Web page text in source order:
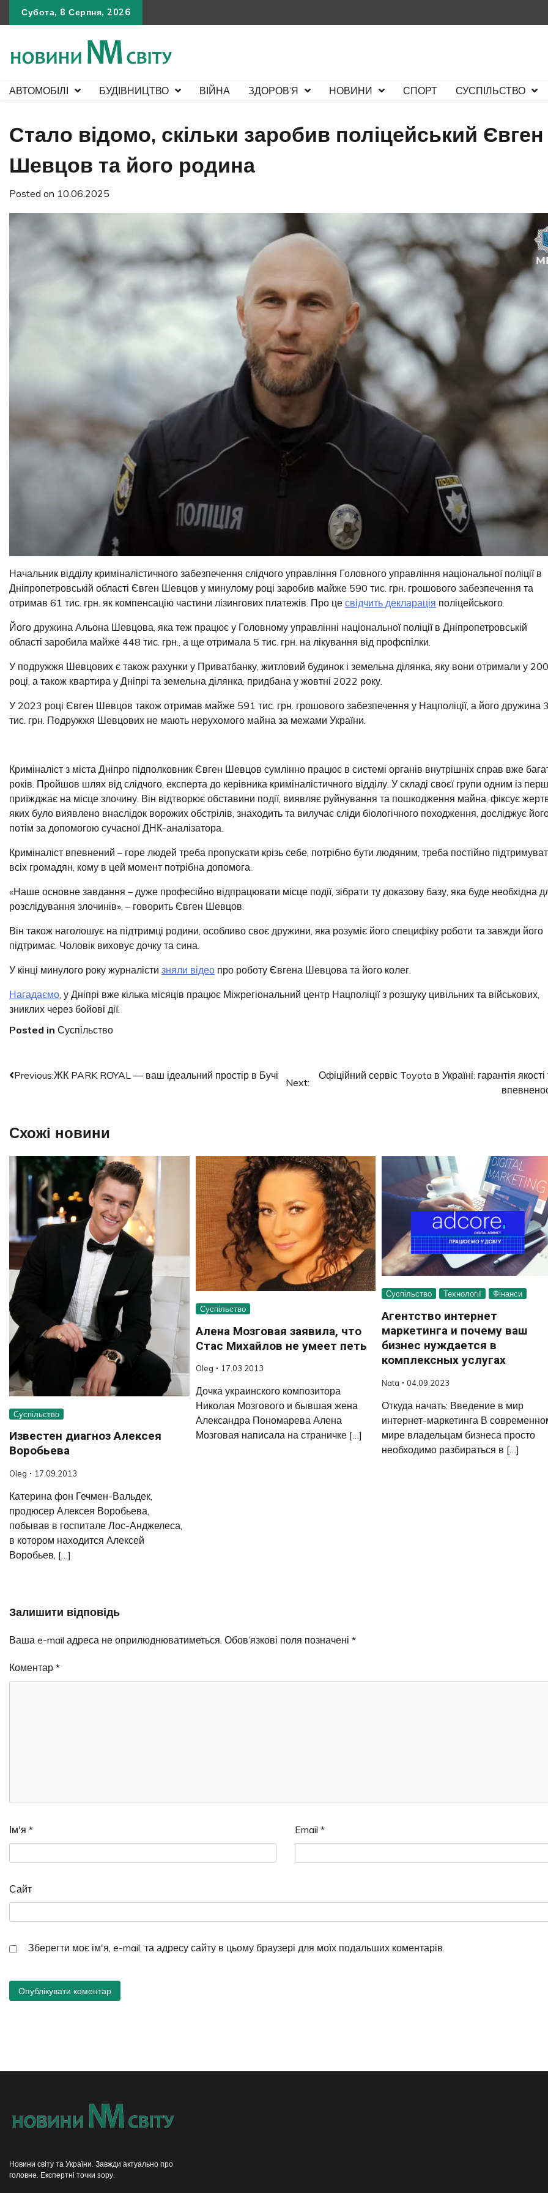
Субота, 8 Серпня, 2026
АВТОМОБІЛІ БУДІВНИЦТВО ВІЙНА ЗДОРОВ’Я НОВИНИ СПОРТ СУСПІЛЬСТВО
Стало відомо, скільки заробив поліцейський Євген
Шевцов та його родина
Posted on 10.06.2025
Начальник відділу криміналістичного забезпечення слідчого управління Головного управління національної поліції в
Дніпропетровській області Євген Шевцов у минулому році заробив майже 590 тис. грн. грошового забезпечення та
отримав 61 тис. грн. як компенсацію частини лізингових платежів. Про це свідчить декларація поліцейського.
Його дружина Альона Шевцова, яка теж працює у Головному управлінні національної поліції в Дніпропетровській
області заробила майже 448 тис. грн., а ще отримала 5 тис. грн. на лікування від профспілки.
У подружжя Шевцових є також рахунки у Приватбанку, житловий будинок і земельна ділянка, яку вони отримали у
році, а також квартира у Дніпрі та земельна ділянка, придбана у жовтні 2022 року.
У 2023 році Євген Шевцов також отримав майже 591 тис. грн. грошового забезпечення у Нацполіції, а його дружина
тис. грн. Подружжя Шевцових не мають нерухомого майна за межами України.
Криміналіст з міста Дніпро підполковник Євген Шевцов сумлінно працює в системі органів внутрішніх справ вже
років. Пройшов шлях від слідчого, експерта до керівника криміналістичного відділу. У складі своєї групи одним із
приїжджає на місце злочину. Він відтворює обставини події, виявляє руйнування та пошкодження майна, фіксує
яких було виявлено внаслідок ворожих обстрілів, знаходить та вилучає сліди біологічного походження, досліджує
потім за допомогою сучасної ДНК-аналізатора.
Криміналіст впевнений – горе людей треба пропускати крізь себе, потрібно бути людяним, треба постійно
всіх громадян, кому в цей момент потрібна допомога.
«Наше основне завдання – дуже професійно відпрацювати місце події, зібрати ту доказову базу, яка буде необхідна
розслідування злочинів», – говорить Євген Шевцов.
Він також наголошує на підтримці родини, особливо своє дружини, яка розуміє його специфіку роботи та завжди його
підтримає. Чоловік виховує дочку та сина.
У кінці минулого року журналісти зняли відео про роботу Євгена Шевцова та його колег.
Нагадаємо , у Дніпрі вже кілька місяців працює Міжрегіональний центр Нацполіції з розшуку цивільних та військових,
зниклих через бойові дії.
Posted in Суспільство
Навігація
Previous:ЖК PARK ROYAL — ваш ідеальний простір в Бучі
Next:
Офіційний сервіс Toyota в Україні: гарантія якості
Схожі новини
Суспільство
Известен диагноз Алексея
Воробьева
Oleg 17.09.2013
Катерина фон Гечмен-Вальдек,
продюсер Алексея Воробьева,
побывав в госпитале Лос-Анджелеса,
в котором находится Алексей
Воробьев, […]
Суспільство
Алена Мозговая заявила, что
Стас Михайлов не умеет петь
Oleg 17.03.2013
Дочка украинского композитора
Николая Мозгового и бывшая жена
Александра Пономарева Алена
Мозговая написала на страничке […]
Суспільство Технології Фінанси
Агентство интернет
маркетинга и почему ваш
бизнес нуждается в
комплексных услугах
Nata 04.09.2023
Откуда начать: Введение в мир
интернет-маркетинга В
мире владельцам бизнеса просто
необходимо разбираться в […]
Залишити відповідь
Ваша e-mail адреса не оприлюднюватиметься. Обов’язкові поля позначені *
Коментар *
Ім'я * Email *
Сайт
Зберегти моє ім'я, e-mail, та адресу сайту в цьому браузері для моїх подальших коментарів.
Новини світу та України. Завжди актуально про
головне. Експертні точки зору.